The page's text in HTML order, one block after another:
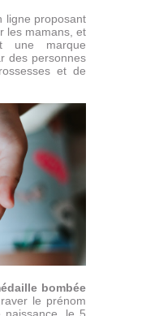
ligne proposant
les mamans, et
une marque
des personnes
et de
bombée
le prénom
naissance, le 5